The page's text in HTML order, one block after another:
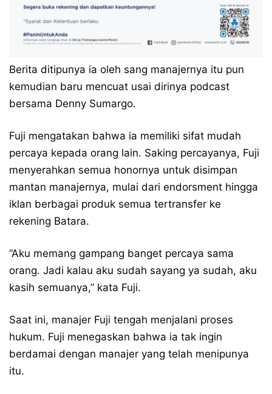
Berita ditipunya ia oleh sang manajernya itu pun
kemudian baru mencuat usai dirinya podcast
bersama Denny Sumargo.
Fuji mengatakan bahwa ia memiliki sifat mudah
percaya kepada orang lain. Saking percayanya, Fuji
menyerahkan semua honornya untuk disimpan
mantan manajernya, mulai dari endorsment hingga
iklan berbagai produk semua tertransfer ke
rekening Batara.
“Aku memang gampang banget percaya sama
orang. Jadi kalau aku sudah sayang ya sudah, aku
kasih semuanya,” kata Fuji.
Saat ini, manajer Fuji tengah menjalani proses
hukum. Fuji menegaskan bahwa ia tak ingin
berdamai dengan manajer yang telah menipunya
itu.